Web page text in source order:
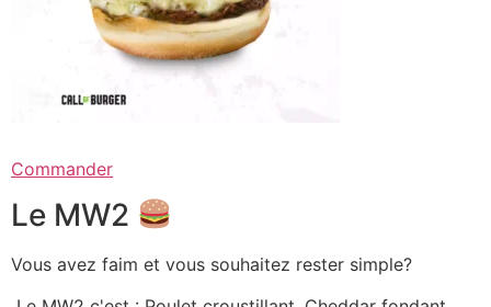
Commander
Le MW2
Vous avez faim et vous souhaitez rester simple?